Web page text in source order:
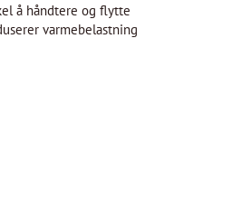
å håndtere og flytte
varmebelastning